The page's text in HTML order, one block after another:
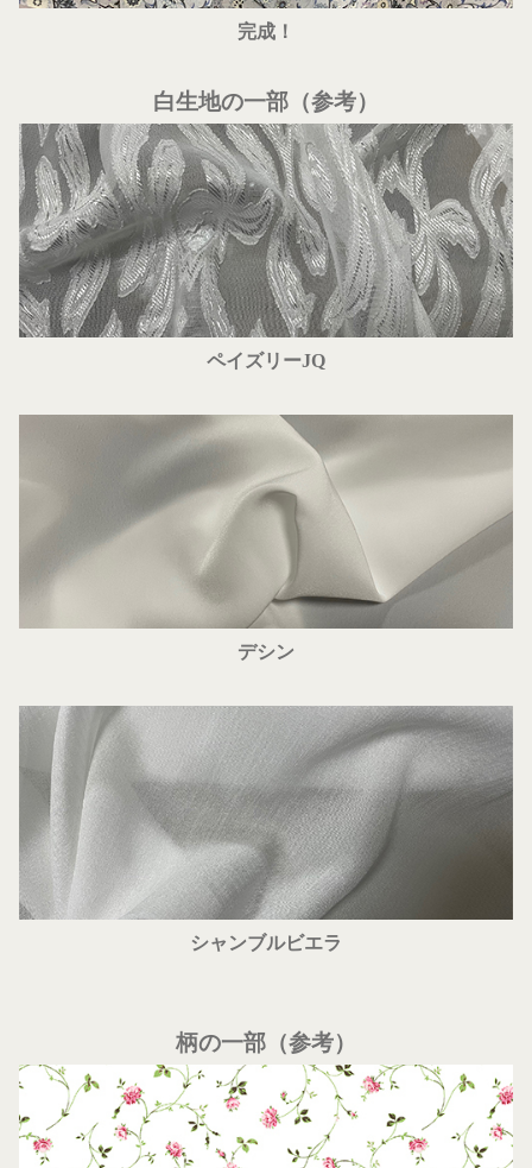
完成！
白生地の一部（参考）
ペイズリーJQ
デシン
シャンブルビエラ
柄の一部（参考）